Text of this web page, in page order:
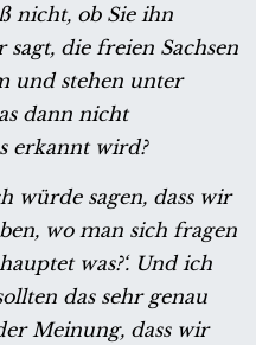
nicht, ob Sie ihn
die freien Sachsen
und stehen unter
dann nicht
erkannt wird?
würde sagen, dass wir
wo man sich fragen
was?‘. Und ich
das sehr genau
Meinung, dass wir